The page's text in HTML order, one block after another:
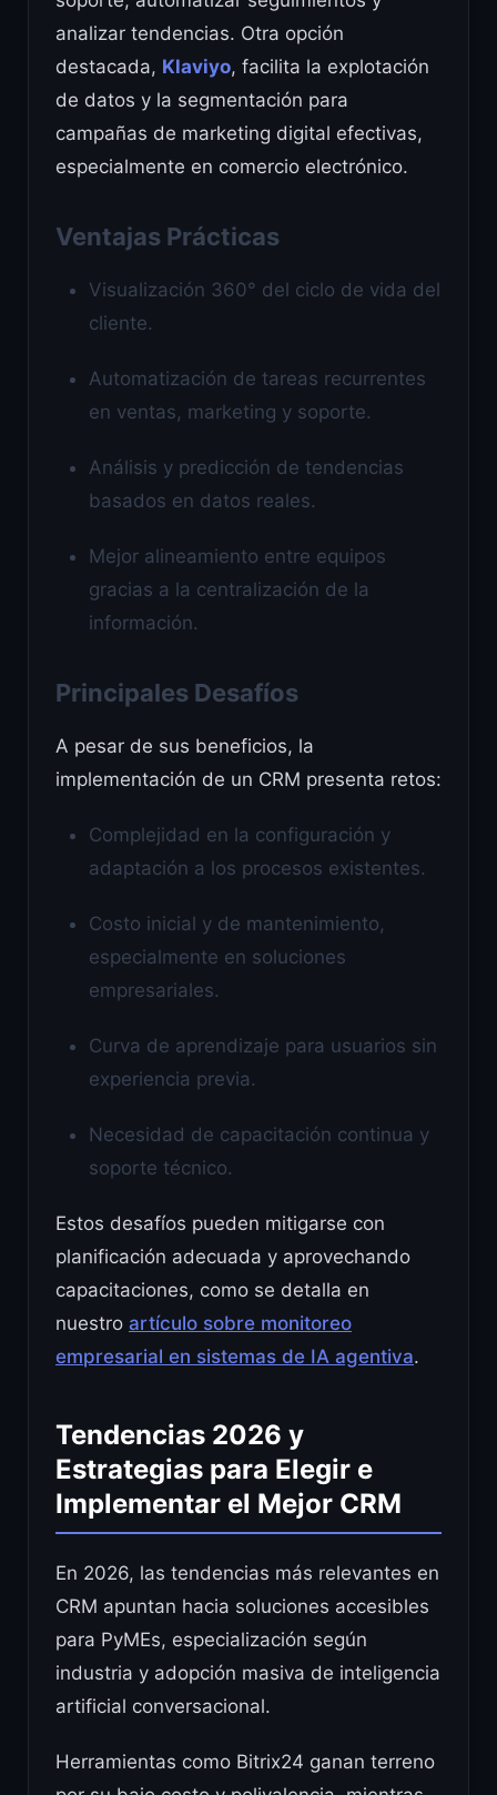
analizar tendencias. Otra opción
destacada, Klaviyo, facilita la explotación
de datos y la segmentación para
campañas de marketing digital efectivas,
especialmente en comercio electrónico.
Ventajas Prácticas
Visualización 360° del ciclo de vida del
cliente.
Automatización de tareas recurrentes
en ventas, marketing y soporte.
Análisis y predicción de tendencias
basados en datos reales.
Mejor alineamiento entre equipos
gracias a la centralización de la
información.
Principales Desafíos
A pesar de sus beneficios, la
implementación de un CRM presenta retos:
Complejidad en la configuración y
adaptación a los procesos existentes.
Costo inicial y de mantenimiento,
especialmente en soluciones
empresariales.
Curva de aprendizaje para usuarios sin
experiencia previa.
Necesidad de capacitación continua y
soporte técnico.
Estos desafíos pueden mitigarse con
planificación adecuada y aprovechando
capacitaciones, como se detalla en
nuestro artículo sobre monitoreo
empresarial en sistemas de IA agentiva.
Tendencias 2026 y
Estrategias para Elegir e
Implementar el Mejor CRM
En 2026, las tendencias más relevantes en
CRM apuntan hacia soluciones accesibles
para PyMEs, especialización según
industria y adopción masiva de inteligencia
artificial conversacional.
Herramientas como Bitrix24 ganan terreno